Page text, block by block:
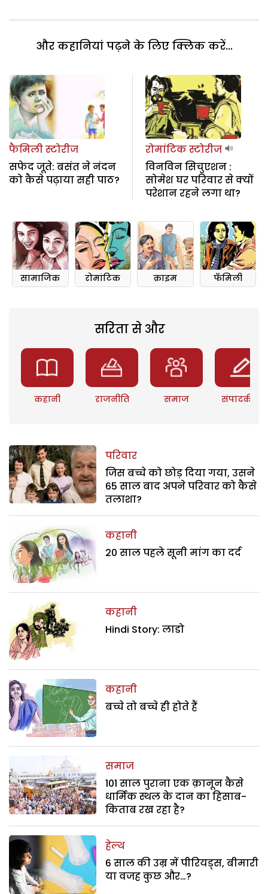
और कहानियां पढ़ने के लिए क्लिक करें...
फैमिली स्टोरीज
सफेद जूते: बसंत ने नंदन
को कैसे पढ़ाया सही पाठ?
रोमांटिक स्टोरीज
विनविन सिचुएशन :
सोमेश घर परिवार से क्यों
परेशान रहने लगा था?
सामाजिक रोमांटिक क्राइम फॅमिली
सरिता से और
कहानी राजनीति समाज संपादकीय
परिवार
जिस बच्चे को छोड़ दिया गया, उसने
65 साल बाद अपने परिवार को कैसे
तलाशा?
कहानी
20 साल पहले सूनी मांग का दर्द
कहानी
Hindi Story: लाडो
कहानी
बच्चे तो बच्चे ही होते हैं
समाज
101 साल पुराना एक क़ानून कैसे
धार्मिक स्थल के दान का हिसाब-
किताब रख रहा है?
हेल्थ
6 साल की उम्र में पीरियड्स, बीमारी
या वजह कुछ और…?